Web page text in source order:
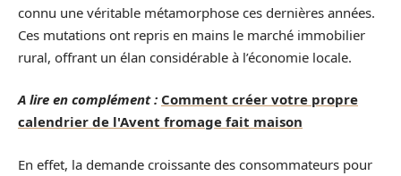
connu une véritable métamorphose ces dernières années.
Ces mutations ont repris en mains le marché immobilier
rural, offrant un élan considérable à l’économie locale.
A lire en complément : Comment créer votre propre
calendrier de l'Avent fromage fait maison
En effet, la demande croissante des consommateurs pour